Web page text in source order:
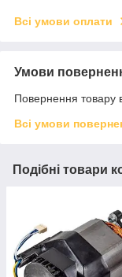
Всі умови оплати
Умови
Повернення товару
Всі умови
Подібні товари